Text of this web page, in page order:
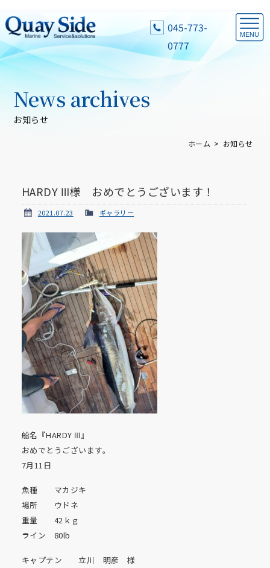
045-773-
0777
お知らせ
News archives
ホーム お知らせ
HARDY Ⅲ様 おめでとうございます！
2021.07.23 ギャラリー
船名『HARDY Ⅲ』
おめでとうございます。
7月11日
魚種 マカジキ
場所 ウドネ
重量 42ｋｇ
ライン 80lb
キャプテン 立川 明彦 様